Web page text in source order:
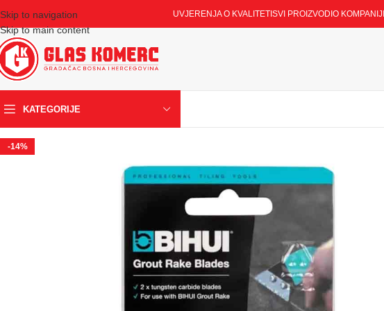
Skip to navigation
Skip to main content
UVJERENJA O KVALITETI SVI PROIZVODI O KOMPANIJI
KATEGORIJE
-14%